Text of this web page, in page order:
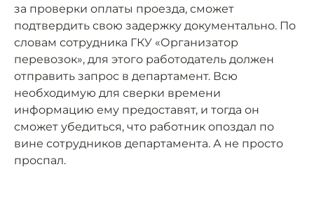
за проверки оплаты проезда, сможет
подтвердить свою задержку документально. По
словам сотрудника ГКУ «Организатор
перевозок», для этого работодатель должен
отправить запрос в департамент. Всю
необходимую для сверки времени
информацию ему предоставят, и тогда он
сможет убедиться, что работник опоздал по
вине сотрудников департамента. А не просто
проспал.